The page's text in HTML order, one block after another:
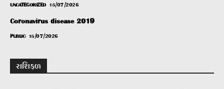
UNCATEGORIZED 15/07/2026
Coronavirus disease 2019
PUBLIC 15/07/2026
રાશિફળ